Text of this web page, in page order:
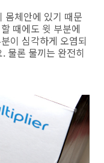
몸체안에 있기 때문
때에도 윗 부분에
이 심각하게 오염되
물론 물끼는 완전히